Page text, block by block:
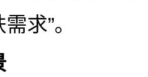
求”。